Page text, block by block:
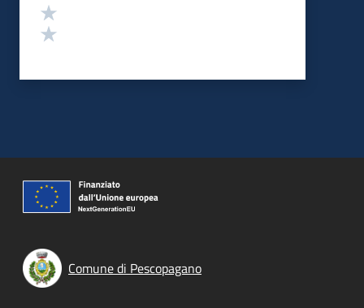
Comune di Pescopagano